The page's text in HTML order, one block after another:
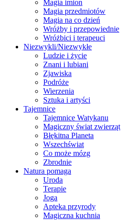
Magia imion
Magia przedmiotów
Magia na co dzień
Wróżby i przepowiednie
Wróżbici i terapeuci
Niezwykli/Niezwykłe
Ludzie i życie
Znani i lubiani
Zjawiska
Podróże
Wierzenia
Sztuka i artyści
Tajemnice
Tajemnice Watykanu
Magiczny świat zwierząt
Błękitna Planeta
Wszechświat
Co może mózg
Zbrodnie
Natura pomaga
Uroda
Terapie
Joga
Apteka przyrody
Magiczna kuchnia